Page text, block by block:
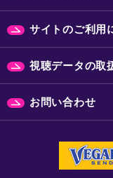
サイトのご利用
視聴データの取
お問い合わせ